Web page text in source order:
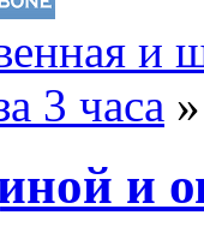
и
3 часа »
и